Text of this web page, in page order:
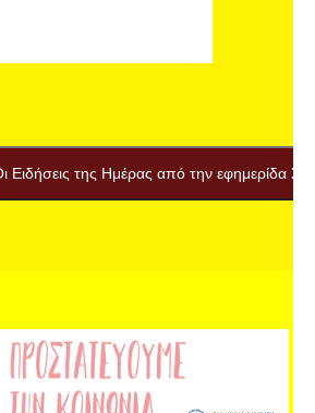
Ημέρας από την εφημερίδα Σφυγμός